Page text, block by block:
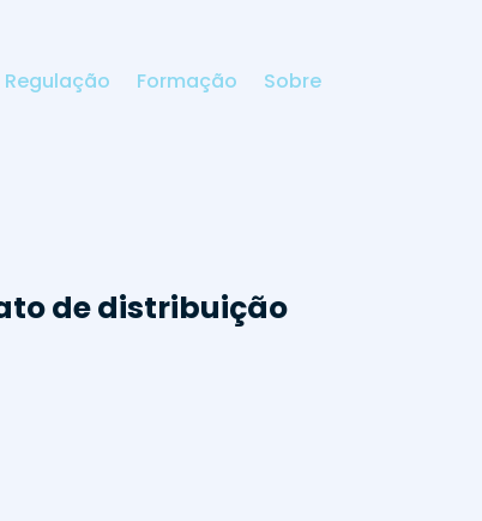
Regulação Formação Sobre
de distribuição